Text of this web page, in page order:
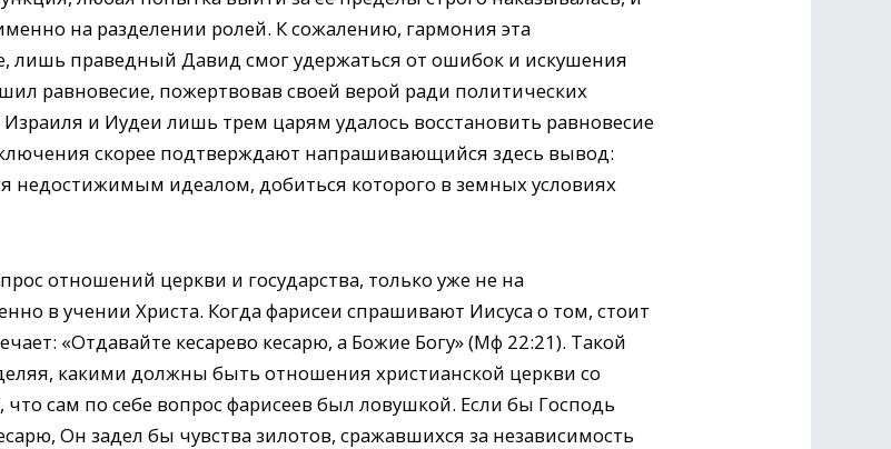
на разделении ролей. К сожалению, гармония эта
лишь праведный Давид смог удержаться от ошибок и искушения
равновесие, пожертвовав своей верой ради политических
и Иудеи лишь трем царям удалось восстановить равновесие
скорее подтверждают напрашивающийся здесь вывод:
недостижимым идеалом, добиться которого в земных условиях
отношений церкви и государства, только уже не на
в учении Христа. Когда фарисеи спрашивают Иисуса о том, стоит
«Отдавайте кесарево кесарю, а Божие Богу» (Мф 22:21). Такой
какими должны быть отношения христианской церкви со
что сам по себе вопрос фарисеев был ловушкой. Если бы Господь
Он задел бы чувства зилотов, сражавшихся за независимость